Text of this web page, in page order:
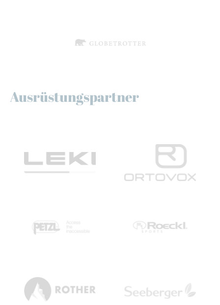
Ausrüstungspartner